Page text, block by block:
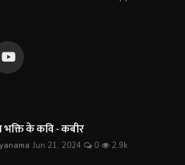
भक्ति के कवि - कबीर
Jun 21, 2024 0 2.9k